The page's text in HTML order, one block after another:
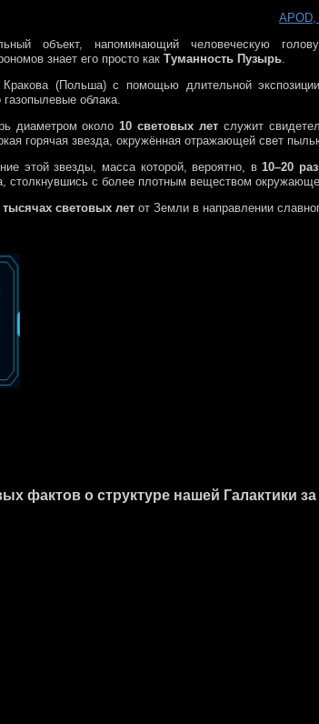
объект, напоминающий человеческую
знает его просто как Туманность Пузырь.
(Польша) с помощью длительной
облака.
диаметром около10 световых летслужит
горячая звезда, окружённая отражающей свет
этой звезды, масса которой, вероятно, в10–20
столкнувшись с более плотным веществом
тысячах световых летот Земли в направлении
фактов о структуре нашей Галактики